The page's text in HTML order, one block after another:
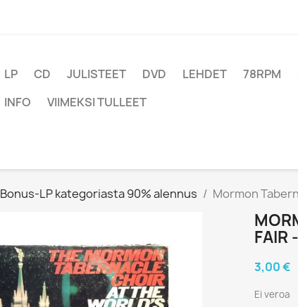
LP CD JULISTEET DVD LEHDET 78RPM
INFO
VIIMEKSI TULLEET
Bonus-LP kategoriasta 90% alennus Mormon
FAIR
3,00 €
Ei veroa